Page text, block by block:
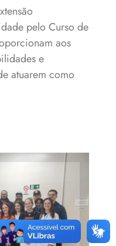
pelo Curso de
aos
e
atuarem como
foram
do